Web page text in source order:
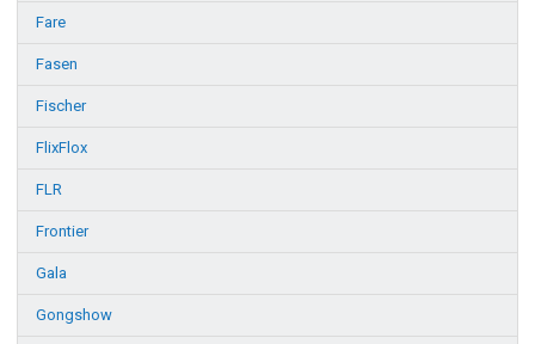
Fare
Fasen
Fischer
FlixFlox
FLR
Frontier
Gala
Gongshow